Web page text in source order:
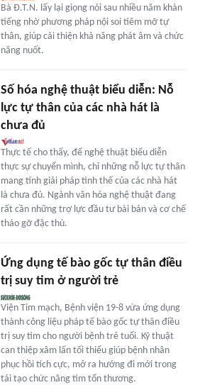
Bà Đ.T.N. lấy lại giọng nói sau nhiều năm khàn
tiếng nhờ phương pháp nội soi tiêm mỡ tự
thân, giúp cải thiện khả năng phát âm và chức
năng nuốt.
Số hóa nghệ thuật biểu diễn: Nỗ
lực tự thân của các nhà hát là
chưa đủ
Thực tế cho thấy, để nghệ thuật biểu diễn
thực sự chuyển mình, chỉ những nỗ lực tự thân
mang tính giải pháp tình thế của các nhà hát
là chưa đủ. Ngành văn hóa nghệ thuật đang
rất cần những trợ lực đầu tư bài bản và cơ chế
tháo gỡ đặc thù.
Ứng dụng tế bào gốc tự thân điều
trị suy tim ở người trẻ
Viện Tim mạch, Bệnh viện 19-8 vừa ứng dụng
thành công liệu pháp tế bào gốc tự thân điều
trị suy tim cho người bệnh trẻ tuổi. Kỹ thuật
can thiệp xâm lấn tối thiểu giúp bệnh nhân
phục hồi tích cực, mở ra hướng đi mới trong
tái tạo chức năng tim tổn thương.